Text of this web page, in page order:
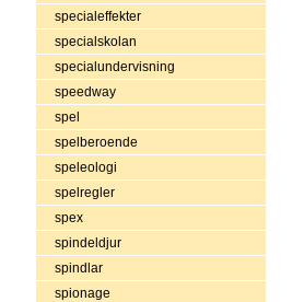
specialeffekter
specialskolan
specialundervisning
speedway
spel
spelberoende
speleologi
spelregler
spex
spindeldjur
spindlar
spionage